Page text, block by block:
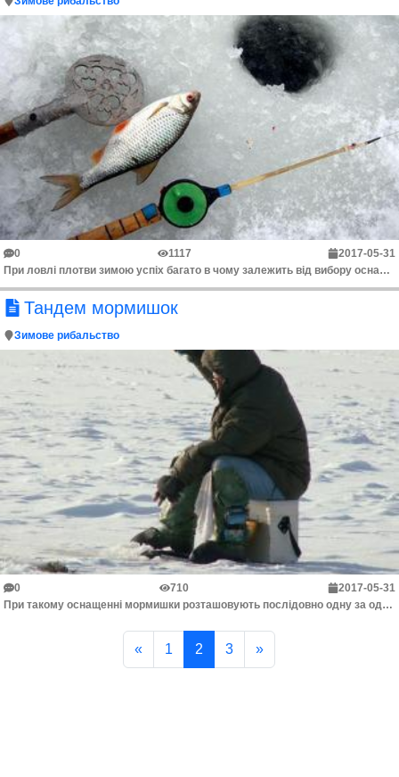
0 1117
2017-05-31
При ловлі плотви зимою успіх багато в чому залежить від вибору оснастки. Перш за все Ви повинні так налаштувати снасть, щоб звести до мінімуму кількіс...
Тандем мормишок
Зимове рибальство
0 710
2017-05-31
При такому оснащенні мормишки розташовують послідовно одну за одною. Часто одну - більш легку - розміщують вище важчої на 20-30 см. При іншому варіант...
« 1 2 3 »